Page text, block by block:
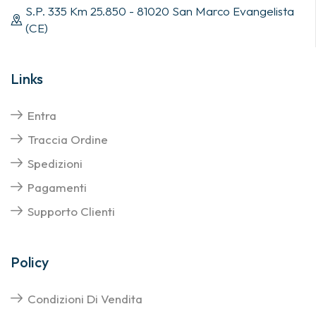
S.P. 335 Km 25.850 - 81020 San Marco Evangelista
(CE)
Links
Entra
Traccia Ordine
Spedizioni
Pagamenti
Supporto Clienti
Policy
Condizioni Di Vendita